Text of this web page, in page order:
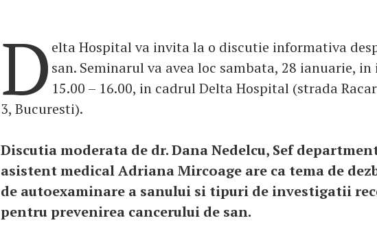
D elta Hospital va invita la o discutie informativa
san. Seminarul va avea loc sambata, 28 ianuarie,
15.00 – 16.00, in cadrul Delta Hospital (strada
3, Bucuresti).
Discutia moderata de dr. Dana Nedelcu, Sef
asistent medical Adriana Mircoage are ca tema de
de autoexaminare a sanului si tipuri de investigatii
pentru prevenirea cancerului de san.